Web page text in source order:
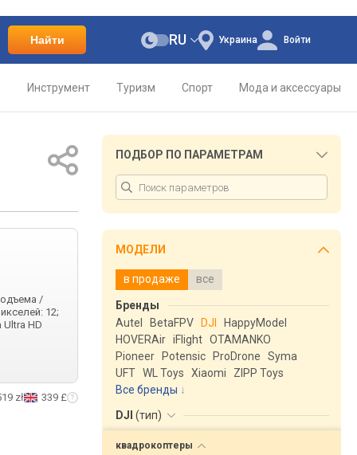
Найти Украина
RU Войти
Инструмент Туризм Спорт Мода и аксессуары
/
12;
HD
zł 339 £
ПОДБОР ПО ПАРАМЕТРАМ
МОДЕЛИ
в продаже все
Бренды
Autel
BetaFPV DJI
HappyModel
HOVERAir iFlight OTAMANKO
Pioneer
Potensic ProDrone
Syma
UFT WL Toys Xiaomi
ZIPP Toys
Все бренды
DJI (тип)
квадрокоптеры